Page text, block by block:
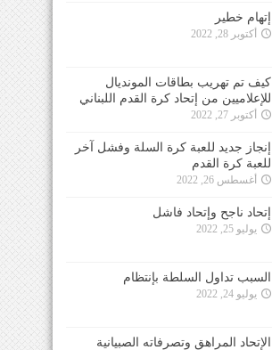
إتهام خطير
أكتوبر 28, 2022
كيف تم تهريب بطاقات المونديال
للإعلاميين من إتحاد كرة القدم اللبناني
أكتوبر 27, 2022
إنجاز جديد للعبة كرة السلة وفشل آخر
للعبة كرة القدم
أغسطس 26, 2022
إتحاد ناجح وإتحاد فاشل
يوليو 25, 2022
السبب تداول السلطة بإنتظام
يوليو 24, 2022
الإتحاد المراهق وتصرفاته الصبيانية